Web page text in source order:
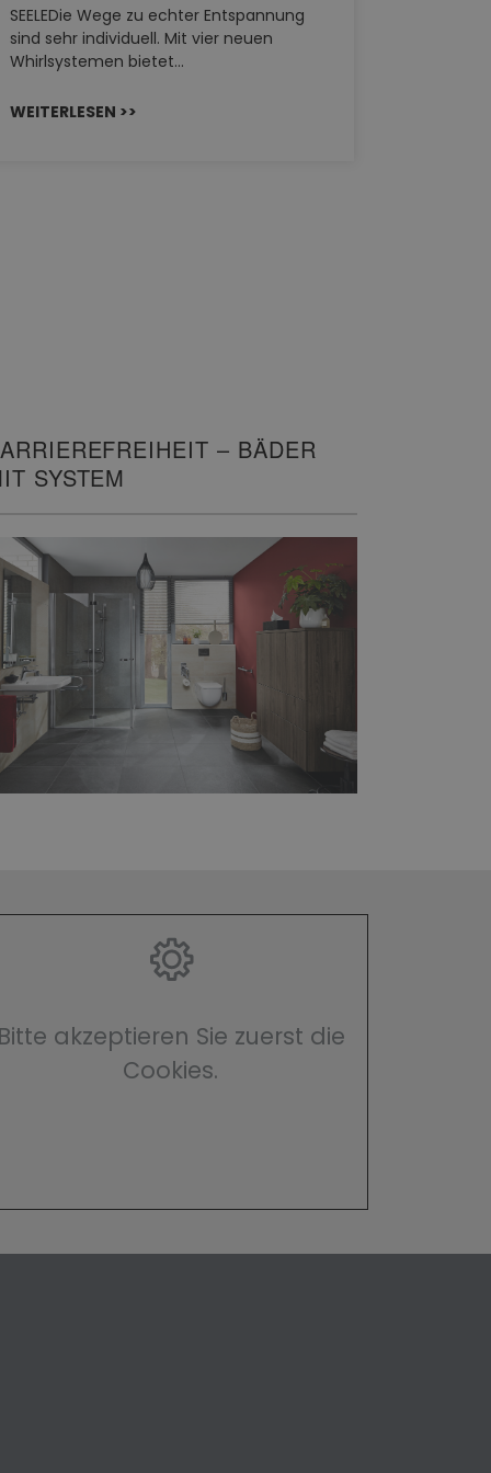
SEELEDie Wege zu echter Entspannung
sind sehr individuell. Mit vier neuen
Whirlsystemen bietet…
WEITERLESEN >>
– BÄDER
SYSTEM
Bitte akzeptieren Sie zuerst die
Cookies.